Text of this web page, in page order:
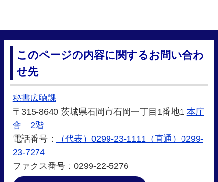
このページの内容に関するお問い合わ
せ先
秘書広聴課
〒315-8640 茨城県石岡市石岡一丁目1番地1 本庁
舎 2階
電話番号：
（代表）0299-23-1111（直通）0299-
23-7274
ファクス番号：0299-22-5276